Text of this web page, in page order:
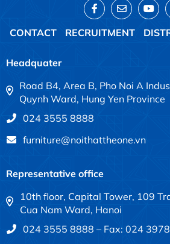
CONTACT RECRUITMENT
Headquater
Road B4, Area B, Pho Noi A
Quynh Ward, Hung Yen Province
024 3555 8888
furniture@noithattheone.vn
Representative office
10th floor, Capital Tower, 109
Cua Nam Ward, Hanoi
024 3555 8888 – Fax: 024